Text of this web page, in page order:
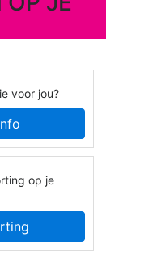
voor jou?
op je